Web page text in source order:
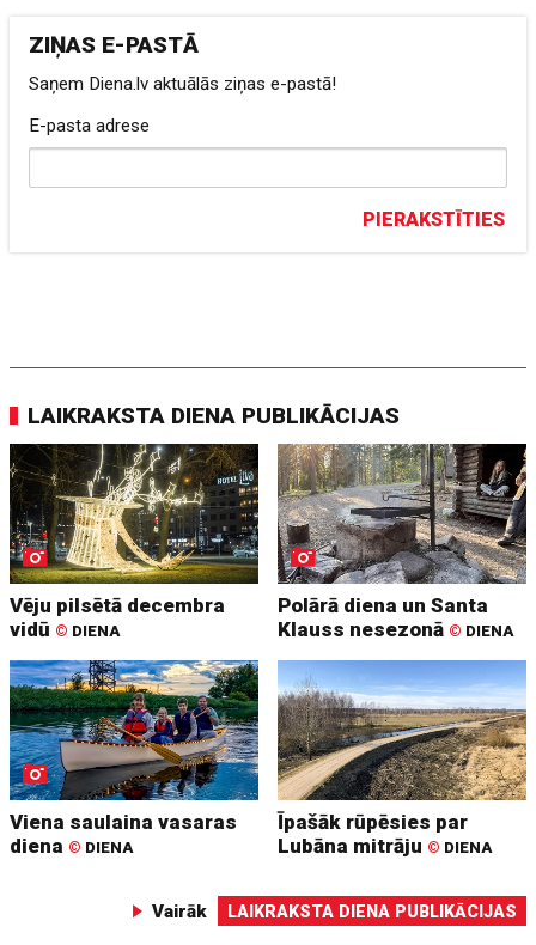
ZIŅAS E-PASTĀ
Saņem Diena.lv aktuālās ziņas e-pastā!
E-pasta adrese
PIERAKSTĪTIES
LAIKRAKSTA DIENA PUBLIKĀCIJAS
Vēju pilsētā decembra
vidū © DIENA
Polārā diena un Santa
Klauss nesezonā © DIENA
Viena saulaina vasaras
diena © DIENA
Īpašāk rūpēsies par
Lubāna mitrāju © DIENA
Vairāk LAIKRAKSTA DIENA PUBLIKĀCIJAS